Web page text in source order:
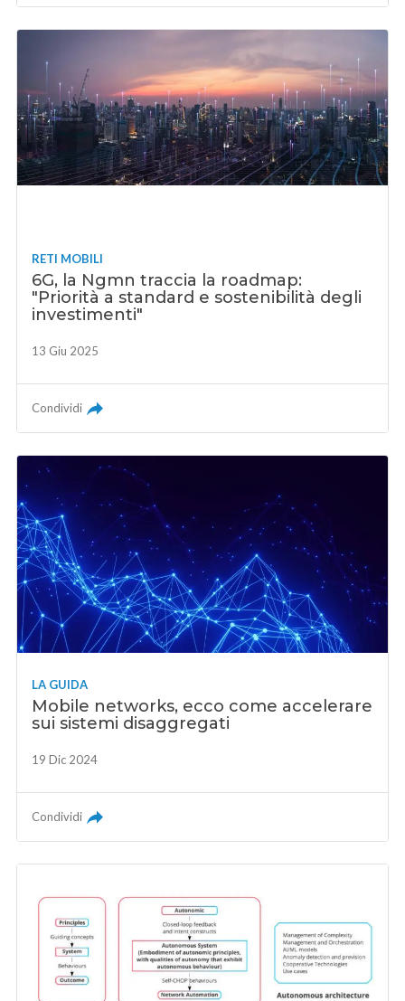
RETI MOBILI
6G, la Ngmn traccia la roadmap:
"Priorità a standard e sostenibilità degli
investimenti"
13 Giu 2025
Condividi
LA GUIDA
Mobile networks, ecco come accelerare
sui sistemi disaggregati
19 Dic 2024
Condividi